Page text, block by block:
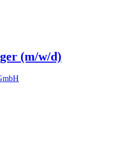
(m/w/d)